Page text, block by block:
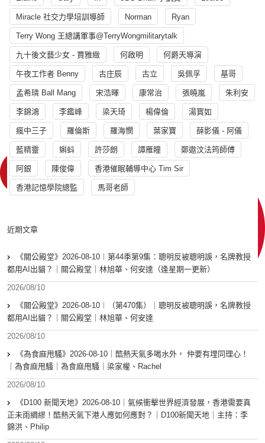
Miracle 社交力學培訓導師 Norman Ryan
Terry Wong 王總講軍事@TerryWongmilitarytalk
九十後文藝少女 - 賈雅緻 何啟明 何爵天導演
午夜工作者 Benny 古庄辰 古立 吳佩孚 基哥
孟希璘 Ball Mang 宋浩暉 康常治 張曉嵐 朱利安
李錦鴻 李鑑峰 梁天琦 楊偉倫 湯寳如
瘋中三子 羅倫斯 羅海憫 葉家寶 薛影儀 - 阿儀
藍精靈 蝌蚪 許莎朗 譚雁瞳 鄭遨汶法筠師傅
阿銀 陳俊偉 香港催眠輔導中心 Tim Sir
香港記憶學院總監 馬哥老師
近期文章
《關公殿堂》2026-08-10︱第44季第9集：聰明反被聰明誤，名牌教授
都用AI出貓？｜關公殿堂｜林旭華、何安達（逢星期一更新）
2026/08/10
《關公殿堂》2026-08-10︱（第470集）｜聰明反被聰明誤，名牌教授
都用AI出貓？｜關公殿堂｜林旭華、何安達
2026/08/10
《為食麻甩騷》2026-08-10｜酷熱天氣多喝水外， 仲要有埋同理心！
｜為食麻甩騷｜為食麻甩騷｜梁家權、Rachel
2026/08/10
《D100 新聞天地》2026-08-10｜氣候衝擊世界經濟發展，香港需要真
正未雨綢繆！酷熱天氣下港人應如何應對？｜D100新聞天地｜主持：李
錦洪、Philip